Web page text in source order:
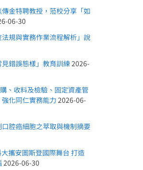
傳金特聘教授，蒞校分享「如
06-30
規與實務作業流程解析」說
錯誤態樣」教育訓練2026-
、收料及檢驗、固定資產管
化同仁實務能力2026-06-
腔癌細胞之萃取與機制摘要
攜安圖斯登國際舞台 打造
2026-06-30